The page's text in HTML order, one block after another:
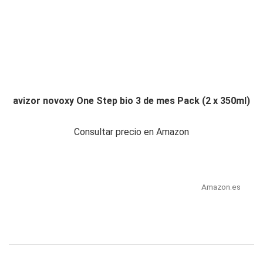
avizor novoxy One Step bio 3 de mes Pack (2 x 350ml)
Consultar precio en Amazon
Amazon.es